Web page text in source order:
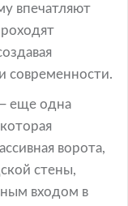
впечатляют
современности.
еще одна
ворота,
стены,
входом в